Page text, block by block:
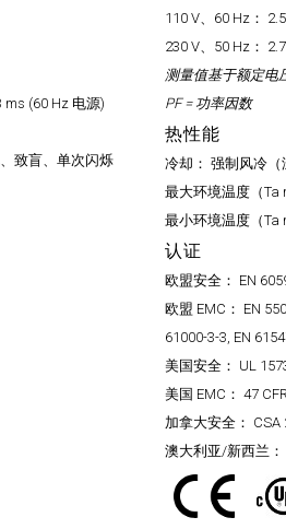
ms (60 Hz 电源)
致盲、单次闪烁
110 V、60 Hz：
230 V、50 Hz：
测量值基于额定电
PF = 功率因数
热性能
冷却： 强制风冷（
最大环境温度（Ta
最小环境温度（Ta
认证
欧盟安全： EN
欧盟 EMC： EN
61000-3-3, EN
美国安全： UL
美国 EMC： 47
加拿大安全： CSA
澳大利亚/新西兰：